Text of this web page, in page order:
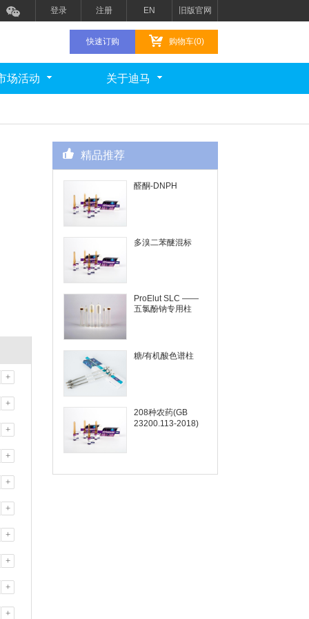
旧版官网
EN
注册
登录
快速订购 购物车(0)
场活动 关于迪马
+
+
+
+
+
+
+
+
+
+
精品推荐
醛酮-DNPH
多溴二苯醚混标
ProElut SLC ——
五氯酚钠专用柱
糖/有机酸色谱柱
208种农药(GB
23200.113-2018)